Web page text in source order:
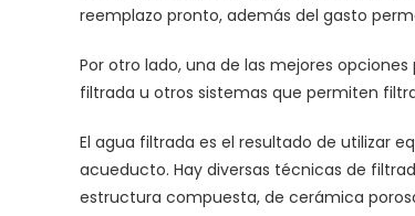
reemplazo pronto, además del gasto
Por otro lado, una de las mejores
filtrada u otros sistemas que permiten
El agua filtrada es el resultado de utilizar
acueducto. Hay diversas técnicas de
estructura compuesta, de cerámica